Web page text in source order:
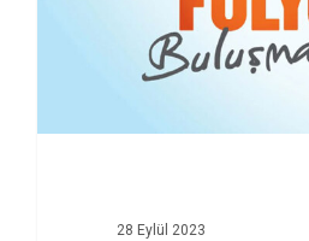
28 Eylül 2023